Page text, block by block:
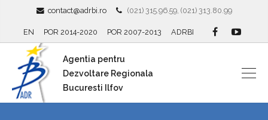
contact@adrbi.ro (021) 315.96.59, (021) 313.80.99
EN POR 2014-2020 POR 2007-2013 ADRBI
Agentia pentru
Dezvoltare Regionala
Bucuresti Ilfov